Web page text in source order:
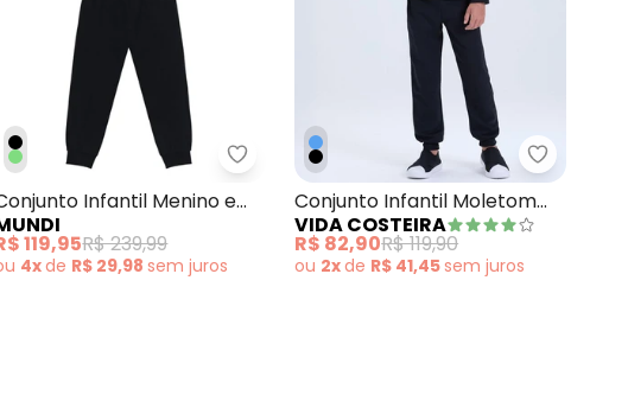
Cargo Preto
- Conjunto Moletom Infantil com Capuz Menino Preto
Mundi - Conjunto Infantil Menino em
Infantil Menino em
Preto
119,95R$ 239,99
4xde R$ 29,98semjuros
Vida
Conjunto Infantil Moletom
Storks Inverno Preto
VIDA COSTEIRA
R$ 82,90R$ 119,90
ou 2xde R$ 41,45semjuros